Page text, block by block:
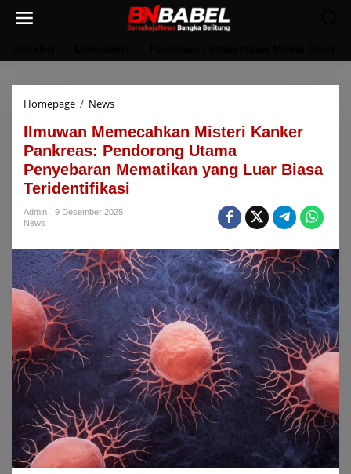
Homepage / NewsIlmuwan
Misteri
Kanker
Pankreas:
Pendorong
Utama
Mematikan
Biasa
Teridentifikasi
Ilmuwan Memecahkan Misteri Kanker
Pankreas: Pendorong Utama
Penyebaran Mematikan yang Luar Biasa
Teridentifikasi
Admin
9 Desember 2025
News